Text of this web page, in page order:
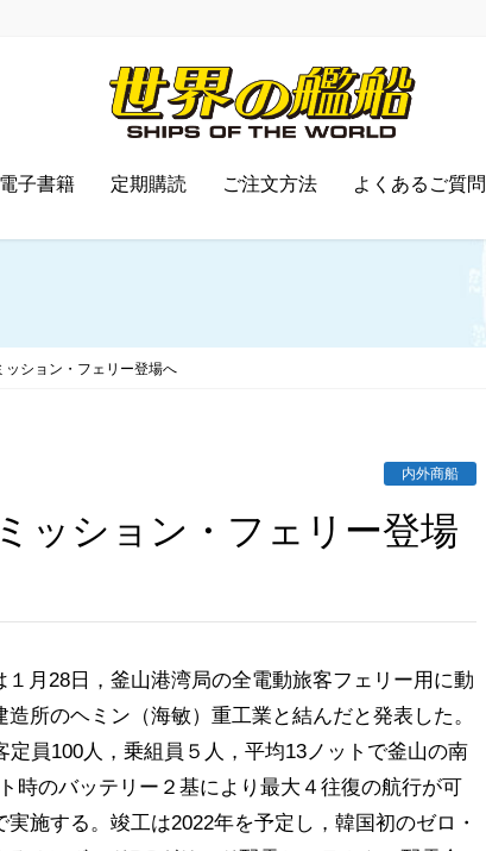
電子書籍 定期購読 ご注文方法 よくあるご質問
ッション・フェリー登場へ
内外商船
月28日，釜山港湾局の全電動旅客フェリー用に動
所のヘミン（海敏）重工業と結んだと発表した。
員100人，乗組員５人，平均13ノットで釜山の南
時のバッテリー２基により最大４往復の航行が可
施する。竣工は2022年を予定し，韓国初のゼロ・